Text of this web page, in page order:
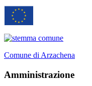
Comune di Arzachena
Amministrazione